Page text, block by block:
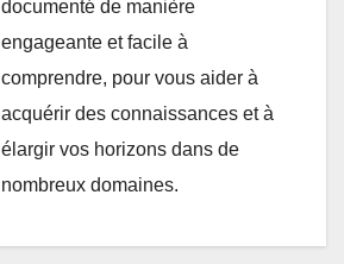
documenté de manière
engageante et facile à
comprendre, pour vous aider à
acquérir des connaissances et à
élargir vos horizons dans de
nombreux domaines.